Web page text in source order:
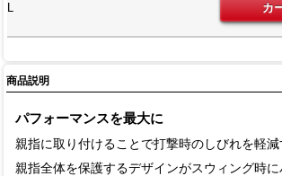
L
商品説明
パフォーマンスを最大に
親指に取り付けることで打撃時のしびれを軽減
親指全体を保護するデザインがスウィング時